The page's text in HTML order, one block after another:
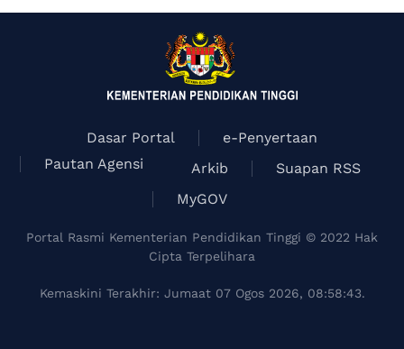
Dasar Portal
e-Penyertaan
Pautan Agensi
Arkib
Suapan RSS
MyGOV
Portal Rasmi Kementerian Pendidikan Tinggi © 2022 Hak
Cipta Terpelihara
Kemaskini Terakhir: Jumaat 07 Ogos 2026, 08:58:43.